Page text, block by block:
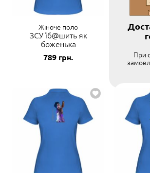
Жіноче поло
ЗСУ їб@шить як
боженька
789 грн.
При